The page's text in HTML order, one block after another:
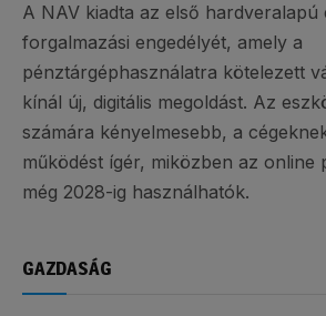
A NAV kiadta az első hardveralapú
forgalmazási engedélyét, amely a
pénztárgéphasználatra kötelezett
kínál új, digitális megoldást. Az
számára kényelmesebb, a
működést ígér, miközben az online
még 2028-ig használhatók.
GAZDASÁG